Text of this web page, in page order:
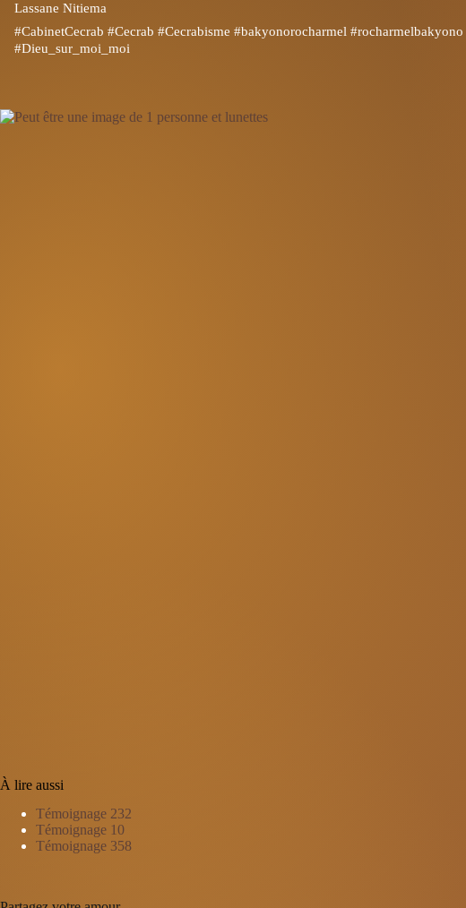
Lassane Nitiema
#CabinetCecrab #Cecrab #Cecrabisme #bakyonorocharmel #rocharmelbakyono
#Dieu_sur_moi_moi
À lire aussi
Témoignage 232
Témoignage 10
Témoignage 358